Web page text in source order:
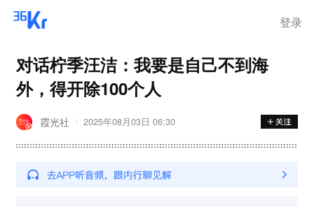
登录
对话柠季汪洁：我要是自己不到海
外，得开除100个人
霞光社 2025年08月03日 06:30